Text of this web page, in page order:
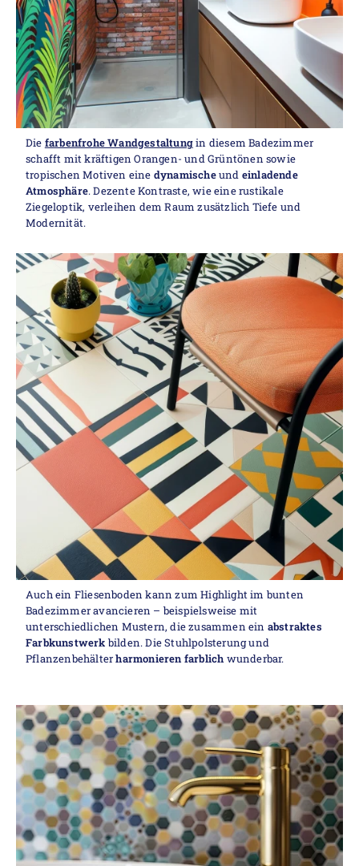
Die farbenfrohe Wandgestaltungin diesem Badezimmer
schafft mit kräftigen Orangen- und Grüntönen sowie
tropischen Motiven eine dynamischeund einladende
Atmosphäre. Dezente Kontraste, wie eine rustikale
Ziegeloptik, verleihen dem Raum zusätzlich Tiefe und
Modernität.
Auch ein Fliesenboden kann zum Highlight im bunten
Badezimmer avancieren – beispielsweise mit
unterschiedlichen Mustern, die zusammen ein abstraktes
Farbkunstwerk bilden. Die Stuhlpolsterung und
Pflanzenbehälterharmonieren farblich wunderbar.